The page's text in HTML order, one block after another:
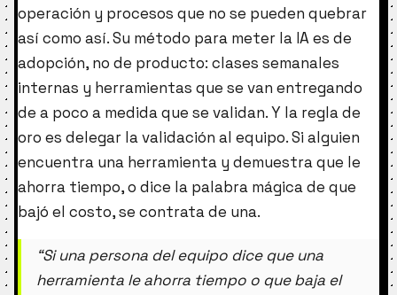
operación y procesos que no se pueden quebrar
así como así. Su método para meter la IA es de
adopción, no de producto: clases semanales
internas y herramientas que se van entregando
de a poco a medida que se validan. Y la regla de
oro es delegar la validación al equipo. Si alguien
encuentra una herramienta y demuestra que le
ahorra tiempo, o dice la palabra mágica de que
bajó el costo, se contrata de una.
“Si una persona del equipo dice que una
herramienta le ahorra tiempo o que baja el